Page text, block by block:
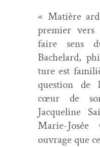
« Matière
pre­mier vers
faire sens
Bachelard,
ture est
ques­tion de
cœur de
Jacque­line
Marie-
ouvrage que